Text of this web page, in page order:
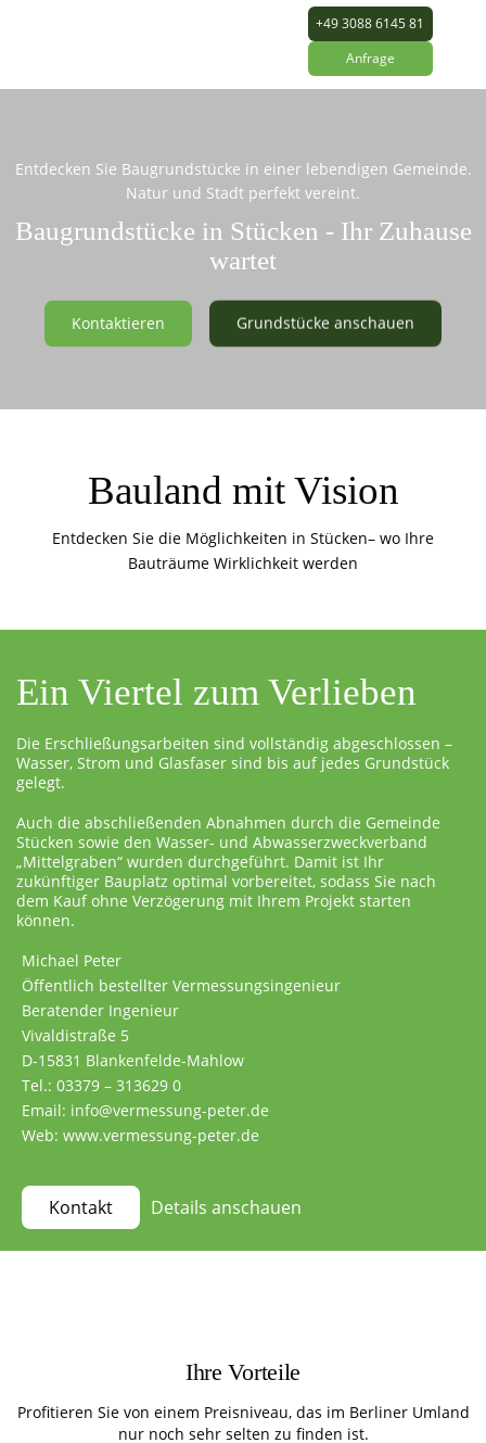
+49 3088 6145 81
Anfrage
Entdecken Sie Baugrundstücke in einer lebendigen Gemeinde.
Natur und Stadt perfekt vereint.
Baugrundstücke in Stücken - Ihr Zuhause
wartet
Kontaktieren Grundstücke anschauen
Bauland mit Vision
Entdecken Sie die Möglichkeiten in Stücken– wo Ihre
Bauträume Wirklichkeit werden
Ein Viertel zum Verlieben
Die Erschließungsarbeiten sind vollständig abgeschlossen –
Wasser, Strom und Glasfaser sind bis auf jedes Grundstück
gelegt.
Auch die abschließenden Abnahmen durch die Gemeinde
Stücken sowie den Wasser- und Abwasserzweckverband
„Mittelgraben“ wurden durchgeführt. Damit ist Ihr
zukünftiger Bauplatz optimal vorbereitet, sodass Sie nach
dem Kauf ohne Verzögerung mit Ihrem Projekt starten
können.
Michael Peter
Öffentlich bestellter Vermessungsingenieur
Beratender Ingenieur
Vivaldistraße 5
D-15831 Blankenfelde-Mahlow
Tel.: 03379 – 313629 0
Email: info@vermessung-peter.de
Web: www.vermessung-peter.de
Kontakt Details anschauen
Ihre Vorteile
Profitieren Sie von einem Preisniveau, das im Berliner Umland
nur noch sehr selten zu finden ist.